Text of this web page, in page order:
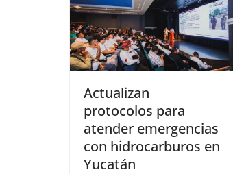
Actualizan
protocolos para
atender emergencias
con hidrocarburos en
Yucatán